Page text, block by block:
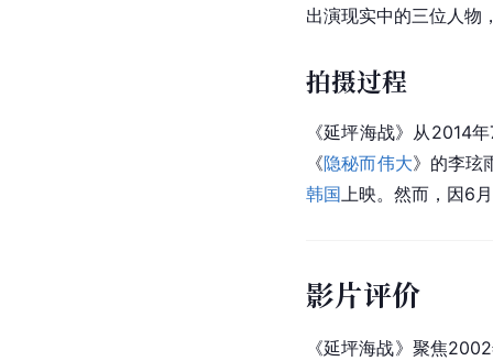
出演现实中的三位人物
拍摄过程
《延坪海战》从2014
《隐秘而伟大》的李玹
韩国上映。然而，因6
影片评价
《延坪海战》聚焦